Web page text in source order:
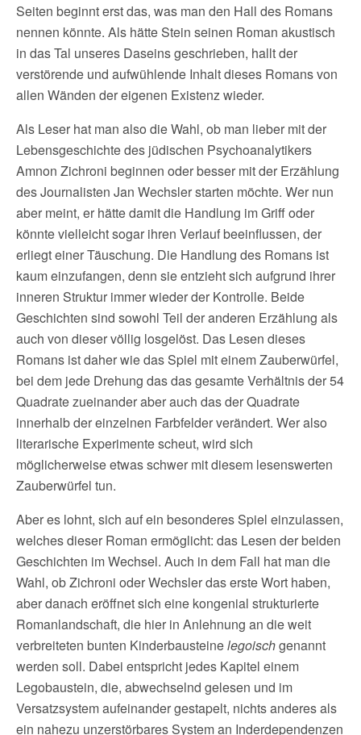
Seiten beginnt erst das, was man den Hall des Romans
nennen könnte. Als hätte Stein seinen Roman akustisch
in das Tal unseres Daseins geschrieben, hallt der
verstörende und aufwühlende Inhalt dieses Romans von
allen Wänden der eigenen Existenz wieder.
Als Leser hat man also die Wahl, ob man lieber mit der
Lebensgeschichte des jüdischen Psychoanalytikers
Amnon Zichroni beginnen oder besser mit der Erzählung
des Journalisten Jan Wechsler starten möchte. Wer nun
aber meint, er hätte damit die Handlung im Griff oder
könnte vielleicht sogar ihren Verlauf beeinflussen, der
erliegt einer Täuschung. Die Handlung des Romans ist
kaum einzufangen, denn sie entzieht sich aufgrund ihrer
inneren Struktur immer wieder der Kontrolle. Beide
Geschichten sind sowohl Teil der anderen Erzählung als
auch von dieser völlig losgelöst. Das Lesen dieses
Romans ist daher wie das Spiel mit einem Zauberwürfel,
bei dem jede Drehung das das gesamte Verhältnis der 54
Quadrate zueinander aber auch das der Quadrate
innerhalb der einzelnen Farbfelder verändert. Wer also
literarische Experimente scheut, wird sich
möglicherweise etwas schwer mit diesem lesenswerten
Zauberwürfel tun.
Aber es lohnt, sich auf ein besonderes Spiel einzulassen,
welches dieser Roman ermöglicht: das Lesen der beiden
Geschichten im Wechsel. Auch in dem Fall hat man die
Wahl, ob Zichroni oder Wechsler das erste Wort haben,
aber danach eröffnet sich eine kongenial strukturierte
Romanlandschaft, die hier in Anlehnung an die weit
verbreiteten bunten Kinderbausteinelegoischgenannt
werden soll. Dabei entspricht jedes Kapitel einem
Legobaustein, die, abwechselnd gelesen und im
Versatzsystem aufeinander gestapelt, nichts anderes als
ein nahezu unzerstörbares System an Inderdependenzen